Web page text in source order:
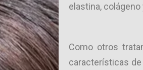
elastina,
Como otros
características